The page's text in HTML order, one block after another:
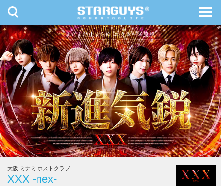
九州・沖縄 北海道・東北
toggle
navigation
大阪 ミナミ ホストクラブ
XXX -nex-